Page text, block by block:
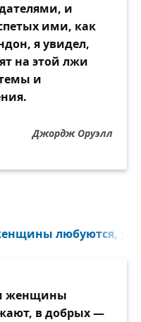
и
ими, как
я увидел,
на этой лжи
и
Джордж Оруэлл
любуются,
женщины
в добрых —